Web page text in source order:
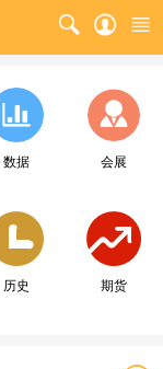
数据 会展
历史 期货